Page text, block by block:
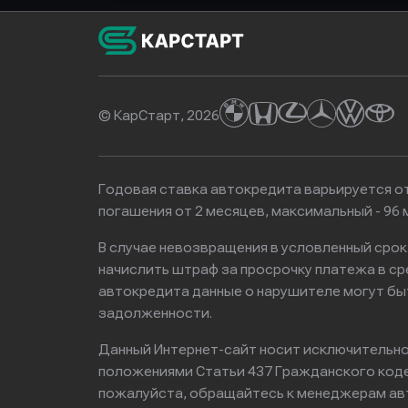
© КарСтарт, 2026
Годовая ставка автокредита варьируется
погашения от 2 месяцев, максимальный -
В случае невозвращения в условленный
начислить штраф за просрочку платежа в
автокредита данные о нарушителе могут
задолженности.
Данный Интернет-сайт носит
положениями Статьи 437 Гражданского
пожалуйста, обращайтесь к менеджерам